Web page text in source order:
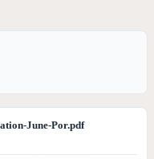
June-Por.pdf